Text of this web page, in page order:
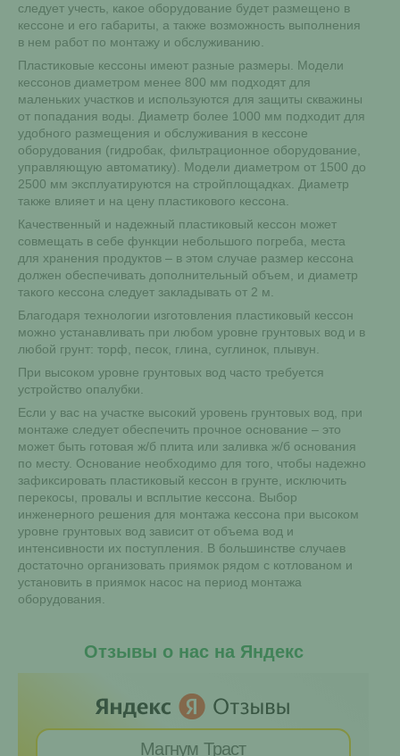
следует учесть, какое оборудование будет размещено в
кессоне и его габариты, а также возможность выполнения
в нем работ по монтажу и обслуживанию.
Пластиковые кессоны имеют разные размеры. Модели
кессонов диаметром менее 800 мм подходят для
маленьких участков и используются для защиты скважины
от попадания воды. Диаметр более 1000 мм подходит для
удобного размещения и обслуживания в кессоне
оборудования (гидробак, фильтрационное оборудование,
управляющую автоматику). Модели диаметром от 1500 до
2500 мм эксплуатируются на стройплощадках. Диаметр
также влияет и на цену пластикового кессона.
Качественный и надежный пластиковый кессон может
совмещать в себе функции небольшого погреба, места
для хранения продуктов – в этом случае размер кессона
должен обеспечивать дополнительный объем, и диаметр
такого кессона следует закладывать от 2 м.
Благодаря технологии изготовления пластиковый кессон
можно устанавливать при любом уровне грунтовых вод и в
любой грунт: торф, песок, глина, суглинок, плывун.
При высоком уровне грунтовых вод часто требуется
устройство опалубки.
Если у вас на участке высокий уровень грунтовых вод, при
монтаже следует обеспечить прочное основание – это
может быть готовая ж/б плита или заливка ж/б основания
по месту. Основание необходимо для того, чтобы надежно
зафиксировать пластиковый кессон в грунте, исключить
перекосы, провалы и всплытие кессона. Выбор
инженерного решения для монтажа кессона при высоком
уровне грунтовых вод зависит от объема вод и
интенсивности их поступления. В большинстве случаев
достаточно организовать приямок рядом с котлованом и
установить в приямок насос на период монтажа
оборудования.
Отзывы о нас на Яндекс
Магнум Траст